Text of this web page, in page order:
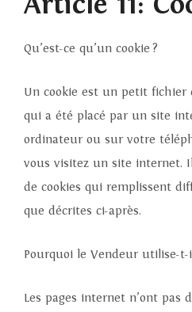
Qu’est-ce qu’un cookie ?
Un cookie est un petit fichier
qui a été placé par un site
ordinateur ou sur votre
vous visitez un site internet.
de cookies qui remplissent
que décrites ci-après.
Pourquoi le Vendeur utilise-t-
Les pages internet n’ont pas